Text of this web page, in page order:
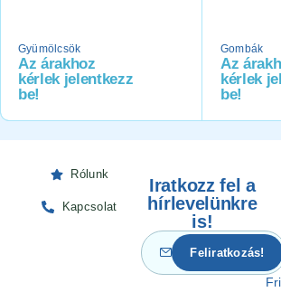
Gyümölcsök
Az árakhoz
kérlek jelentkezz
be!
Gombák
Az
kérlek
be!
Rólunk
Kapcsolat
Iratkozz fel a
hírlevelünkre
is!